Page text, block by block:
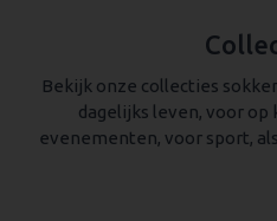
Bekijk onze collecties
dagelijks leven, voor
evenementen, voor sport,